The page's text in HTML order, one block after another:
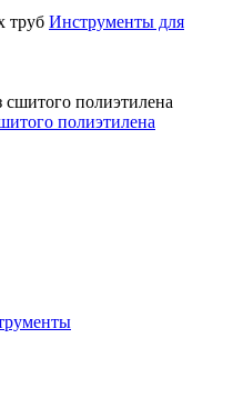
Инструменты для
полиэтилена